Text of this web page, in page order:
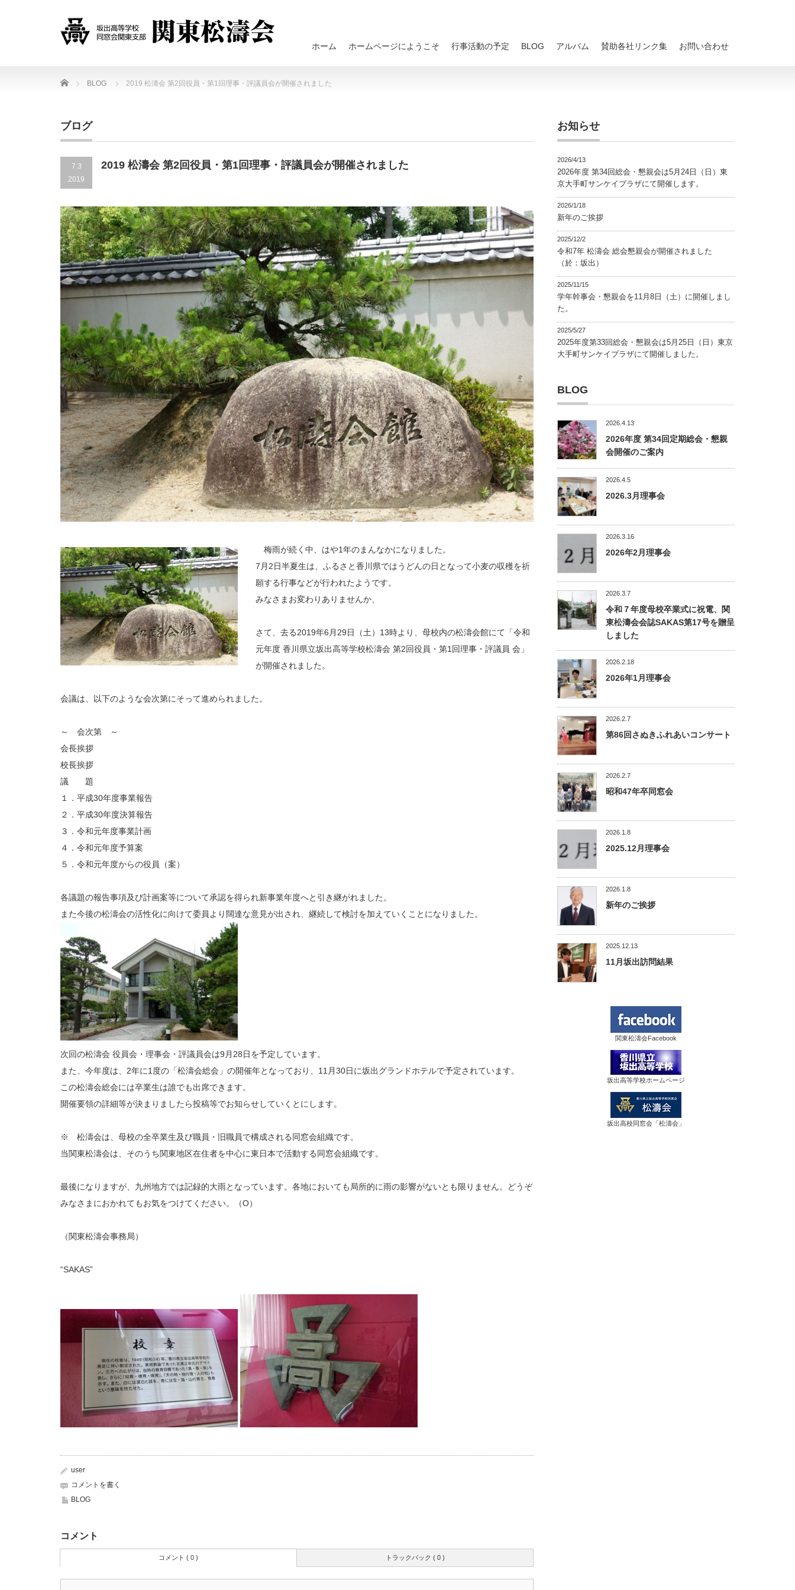
ホーム ホームページにようこそ 行事活動の予定 BLOG アルバム 賛助各社リンク集 お問い合わせ
Home BLOG 2019 松濤会 第2回役員・第1回理事・評議員会が開催されました
ブログ
7.3
2019
2019 松濤会 第2回役員・第1回理事・評議員会が開催されました
梅雨が続く中、はや1年のまんなかになりました。
7月2日半夏生は、ふるさと香川県ではうどんの日となって小麦の収穫を祈
願する行事などが行われたようです。
みなさまお変わりありませんか、
さて、去る2019年6月29日（土）13時より、母校内の松濤会館にて「令和
元年度 香川県立坂出高等学校松濤会 第2回役員・第1回理事・評議員 会」
が開催されました。
会議は、以下のような会次第にそって進められました。
～ 会次第 ～
会長挨拶
校長挨拶
議 題
１．平成30年度事業報告
２．平成30年度決算報告
３．令和元年度事業計画
４．令和元年度予算案
５．令和元年度からの役員（案）
各議題の報告事項及び計画案等について承認を得られ新事業年度へと引き継がれました。
また今後の松濤会の活性化に向けて委員より闊達な意見が出され、継続して検討を加えていくことになりました。
次回の松濤会 役員会・理事会・評議員会は9月28日を予定しています。
また、今年度は、2年に1度の「松濤会総会」の開催年となっており、11月30日に坂出グランドホテルで予定されています。
この松濤会総会には卒業生は誰でも出席できます。
開催要領の詳細等が決まりましたら投稿等でお知らせしていくとにします。
※ 松濤会は、母校の全卒業生及び職員・旧職員で構成される同窓会組織です。
当関東松濤会は、そのうち関東地区在住者を中心に東日本で活動する同窓会組織です。
最後になりますが、九州地方では記録的大雨となっています。各地においても局所的に雨の影響がないとも限りません。どうぞ
みなさまにおかれてもお気をつけてください。（O）
（関東松濤会事務局）
“SAKAS”
user
コメントを書く
BLOG
コメント
トラックバック ( 0 )
コメント ( 0 )
お知らせ
2026/4/13
2026年度 第34回総会・懇親会は5月24日（日）東
京大手町サンケイプラザにて開催します。
2026/1/18
新年のご挨拶
2025/12/2
令和7年 松濤会 総会懇親会が開催されました
（於：坂出）
2025/11/15
学年幹事会・懇親会を11月8日（土）に開催しまし
た。
2025/5/27
2025年度第33回総会・懇親会は5月25日（日）東京
大手町サンケイプラザにて開催しました。
BLOG
2026.4.13
2026年度 第34回定期総会・懇親
会開催のご案内
2026.4.5
2026.3月理事会
2026.3.16
2026年2月理事会
2026.3.7
令和７年度母校卒業式に祝電、関
東松濤会会誌SAKAS第17号を贈呈
しました
2026.2.18
2026年1月理事会
2026.2.7
第86回さぬきふれあいコンサート
2026.2.7
昭和47年卒同窓会
2026.1.8
2025.12月理事会
2026.1.8
新年のご挨拶
2025.12.13
11月坂出訪問結果
関東松濤会Facebook
坂出高等学校ホームページ
坂出高校同窓会「松濤会」